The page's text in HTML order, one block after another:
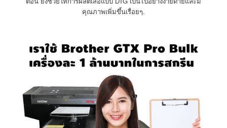
คุณภาพเพิ่มขึ้นเรื่อยๆ.